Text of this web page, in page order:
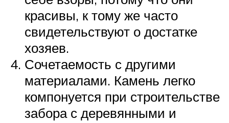
красивы, к тому же часто
свидетельствуют о достатке
хозяев.
Сочетаемость с другими
материалами. Камень легко
компонуется при строительстве
забора с деревянными и